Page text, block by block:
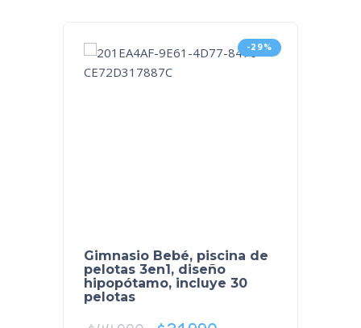
-29%
Gimnasio Bebé, piscina de
pelotas 3en1, diseño
hipopótamo, incluye 30
pelotas